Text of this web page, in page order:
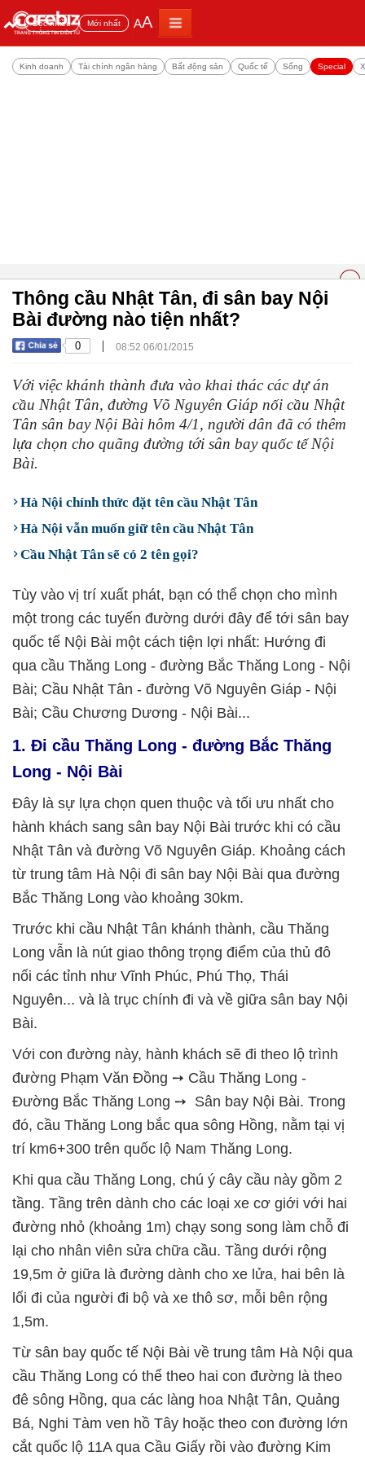
Đọc nhiều Mới nhất AA
Kinh doanh Tài chính ngân hàng Bất động sản Quốc tế Sống Special
Thông cầu Nhật Tân, đi sân bay Nội
Bài đường nào tiện nhất?
0 | 08:52 06/01/2015
Với việc khánh thành đưa vào khai thác các dự án
cầu Nhật Tân, đường Võ Nguyên Giáp nối cầu Nhật
Tân sân bay Nội Bài hôm 4/1, người dân đã có thêm
lựa chọn cho quãng đường tới sân bay quốc tế Nội
Bài.
Hà Nội chính thức đặt tên cầu Nhật Tân
Hà Nội vẫn muốn giữ tên cầu Nhật Tân
Cầu Nhật Tân sẽ có 2 tên gọi?
Tùy vào vị trí xuất phát, bạn có thể chọn cho mình
một trong các tuyến đường dưới đây để tới sân bay
quốc tế Nội Bài một cách tiện lợi nhất: Hướng đi
qua cầu Thăng Long - đường Bắc Thăng Long - Nội
Bài; Cầu Nhật Tân - đường Võ Nguyên Giáp - Nội
Bài; Cầu Chương Dương - Nội Bài...
1. Đi cầu Thăng Long - đường Bắc Thăng
Long - Nội Bài
Đây là sự lựa chọn quen thuộc và tối ưu nhất cho
hành khách sang sân bay Nội Bài trước khi có cầu
Nhật Tân và đường Võ Nguyên Giáp. Khoảng cách
từ trung tâm Hà Nội đi sân bay Nội Bài qua đường
Bắc Thăng Long vào khoảng 30km.
Trước khi cầu Nhật Tân khánh thành, cầu Thăng
Long vẫn là nút giao thông trọng điểm của thủ đô
nối các tỉnh như Vĩnh Phúc, Phú Thọ, Thái
Nguyên... và là trục chính đi và về giữa sân bay Nội
Bài.
Với con đường này, hành khách sẽ đi theo lộ trình
đường Phạm Văn Đồng ➙ Cầu Thăng Long -
Đường Bắc Thăng Long ➙ Sân bay Nội Bài. Trong
đó, cầu Thăng Long bắc qua sông Hồng, nằm tại vị
trí km6+300 trên quốc lộ Nam Thăng Long.
Khi qua cầu Thăng Long, chú ý cây cầu này gồm 2
tầng. Tầng trên dành cho các loại xe cơ giới với hai
đường nhỏ (khoảng 1m) chạy song song làm chỗ đi
lại cho nhân viên sửa chữa cầu. Tầng dưới rộng
19,5m ở giữa là đường dành cho xe lửa, hai bên là
lối đi của người đi bộ và xe thô sơ, mỗi bên rộng
1,5m.
Từ sân bay quốc tế Nội Bài về trung tâm Hà Nội qua
cầu Thăng Long có thể theo hai con đường là theo
đê sông Hồng, qua các làng hoa Nhật Tân, Quảng
Bá, Nghi Tàm ven hồ Tây hoặc theo con đường lớn
cắt quốc lộ 11A qua Cầu Giấy rồi vào đường Kim